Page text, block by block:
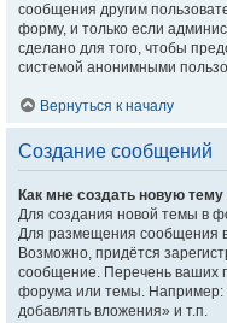
сообщения другим
форму, и только если
сделано для того, чтобы
системой анонимными
Вернуться к началу
Создание сообщений
Как мне создать новую
Для создания новой темы в
Для размещения сообщения
Возможно, придётся
сообщение. Перечень ваших
форума или темы.
добавлять вложения» и т.п.